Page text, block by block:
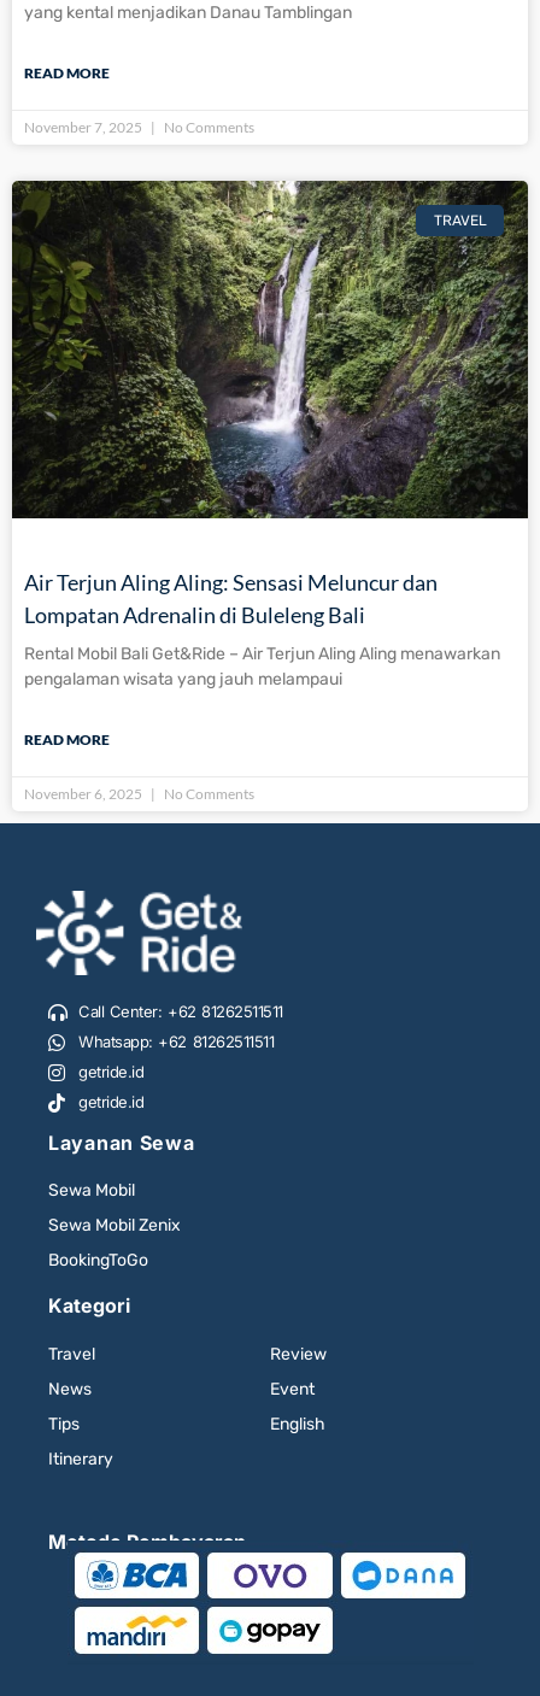
yang kental menjadikan Danau Tamblingan
READ MORE
November 7, 2025 No Comments
TRAVEL
Air Terjun Aling Aling: Sensasi Meluncur dan
Lompatan Adrenalin di Buleleng Bali
Rental Mobil Bali Get&Ride – Air Terjun Aling Aling menawarkan
pengalaman wisata yang jauh melampaui
READ MORE
November 6, 2025 No Comments
Call Center: +62 81262511511
Whatsapp: +62 81262511511
getride.id
getride.id
Layanan Sewa
Sewa Mobil
Sewa Mobil Zenix
BookingToGo
Kategori
Travel
News
Tips
Itinerary
Review
Event
English
Metode Pembayaran